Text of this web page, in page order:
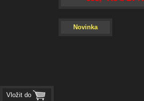
Novinka